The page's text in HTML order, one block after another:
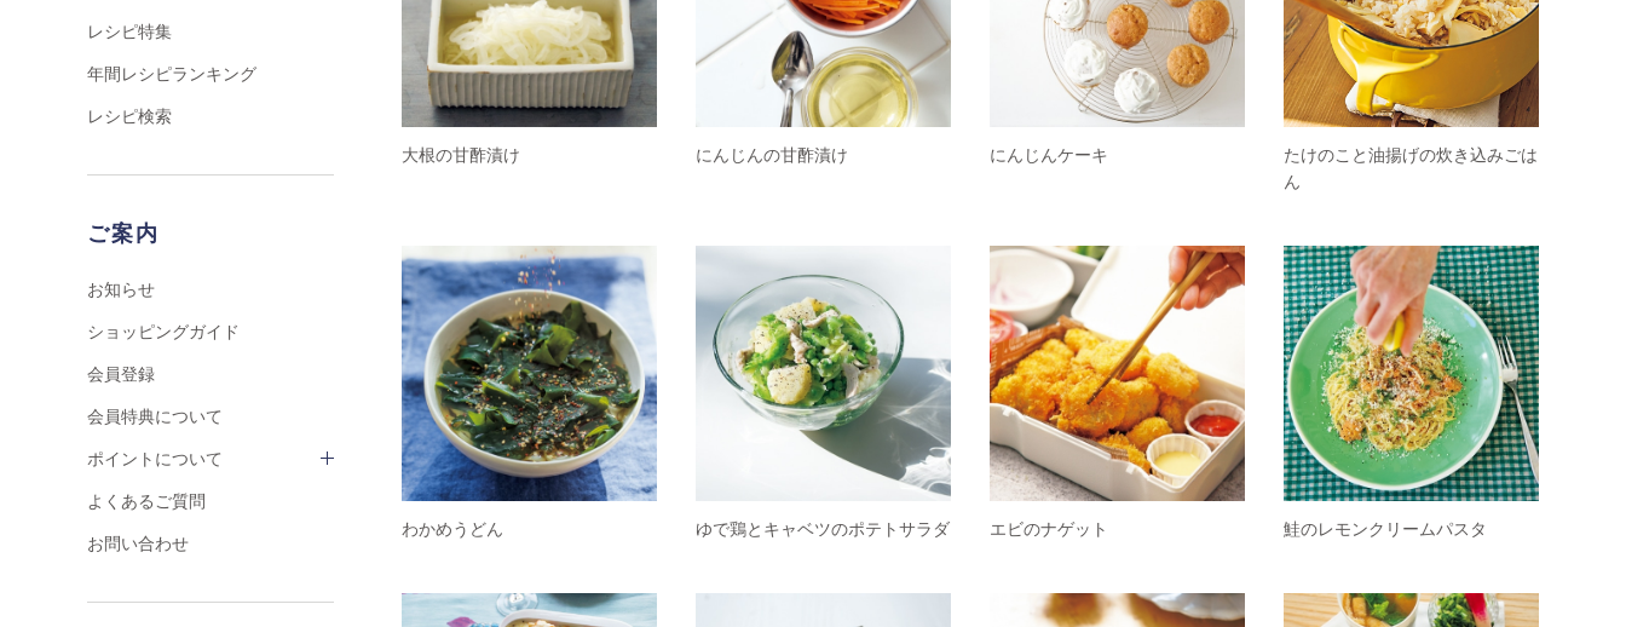
レシピ特集
年間レシピランキング
レシピ検索
ご案内
お知らせ
ショッピングガイド
会員登録
会員特典について
ポイントについて
よくあるご質問
お問い合わせ
大根の甘酢漬け にんじんの甘酢漬け にんじんケーキ
たけのこと油揚げの炊き込みごは
ん
わかめうどん ゆで鶏とキャベツのポテトサラダ エビのナゲット 鮭のレモンクリームパスタ